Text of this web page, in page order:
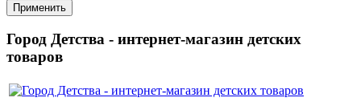
Город Детства - интернет-магазин детских
товаров